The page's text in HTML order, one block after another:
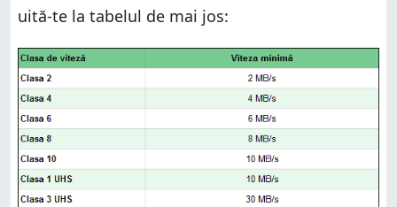
uită-te la tabelul de mai jos: